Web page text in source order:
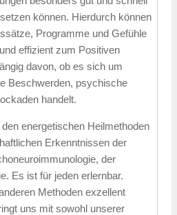
können. Hierdurch können
Programme und Gefühle
effizient zum Positiven
davon, ob es sich um
Beschwerden, psychische
handelt.
energetischen Heilmethoden
Erkenntnissen der
der
Es ist für jeden erlernbar.
Methoden exzellent
uns mit sowohl unserer